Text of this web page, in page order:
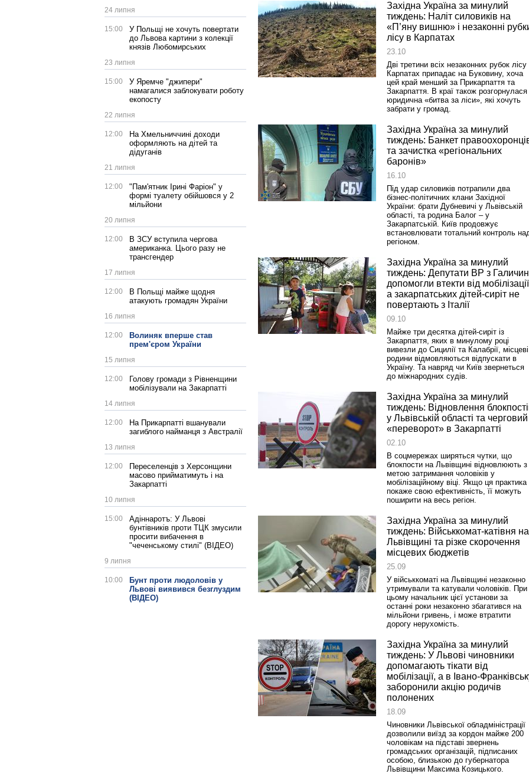
24 липня
15:00
У Польщі не хочуть повертати
до Львова картини з колекції
князів Любомирських
23 липня
15:00
У Яремче "джипери"
намагалися заблокувати роботу
екопосту
22 липня
12:00
На Хмельниччині доходи
оформляють на дітей та
дідуганів
21 липня
12:00
"Пам'ятник Ірині Фаріон" у
формі туалету обійшовся у 2
мільйони
20 липня
12:00
В ЗСУ вступила чергова
американка. Цього разу не
трансгендер
17 липня
12:00
В Польщі майже щодня
атакують громадян України
16 липня
12:00
Волиняк вперше став
прем'єром України
15 липня
12:00
Голову громади з Рівненщини
мобілізували на Закарпатті
14 липня
12:00
На Прикарпатті вшанували
загиблого найманця з Австралії
13 липня
12:00
Переселенців з Херсонщини
масово прийматимуть і на
Закарпатті
10 липня
15:00
Адіннаротъ: У Львові
бунтівників проти ТЦК змусили
просити вибачення в
"чеченському стилі" (ВІДЕО)
9 липня
10:00
Бунт проти людоловів у
Львові виявився безглуздим
(ВІДЕО)
Західна Україна за минулий
тиждень: Наліт силовиків на
«П’яну вишню» і незаконні
лісу в Карпатах
23.10
Дві третини всіх незаконних рубок лісу
Карпатах припадає на Буковину, хоча
цей край менший за Прикарпаття та
Закарпаття. В краї також розгорнулася
юридична «битва за ліси», які хочуть
забрати у громад.
Західна Україна за минулий
тиждень: Банкет
та зачистка «регіональних
баронів»
16.10
Під удар силовиків потрапили два
бізнес-політичних клани Західної
України: брати Дубневичі у Львівській
області, та родина Балог – у
Закарпатській. Київ продовжує
встановлювати тотальний контроль
регіоном.
Західна Україна за минулий
тиждень: Депутати ВР з
допомогли втекти від
а закарпатських дітей-сиріт не
повертають з Італії
09.10
Майже три десятка дітей-сиріт із
Закарпаття, яких в минулому році
вивезли до Сицилії та Калабрії, місцеві
родини відмовляються відпускати в
Україну. Та навряд чи Київ звернеться
до міжнародних судів.
Західна Україна за минулий
тиждень: Відновлення
у Львівській області та черговий
«переворот» в Закарпатті
02.10
В соцмережах ширяться чутки, що
блокпости на Львівщині відновлюють з
метою затримання чоловіків у
мобілізаційному віці. Якщо ця практика
покаже свою ефективність, її можуть
поширити на весь регіон.
Західна Україна за минулий
тиждень: Військкомат-катівня на
Львівщині та різке скорочення
місцевих бюджетів
25.09
У військкоматі на Львівщині незаконно
утримували та катували чоловіків. При
цьому начальник цієї установи за
останні роки незаконно збагатився на
мільйони гривень, і може втратити
дорогу нерухомість.
Західна Україна за минулий
тиждень: У Львові чиновники
допомагають тікати від
мобілізації, а в Івано-
заборонили акцію родичів
полонених
18.09
Чиновники Львівської обладміністрації
дозволили виїзд за кордон майже 200
чоловікам на підставі звернень
громадських організацій, підписаних
особою, близькою до губернатора
Львівщини Максима Козицького.
Реконструкція подій 1 листопада
України